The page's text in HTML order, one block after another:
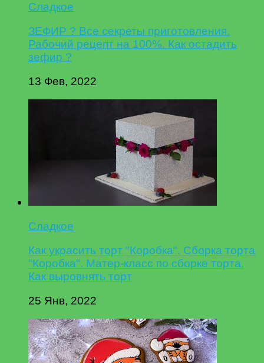
Сладкое
ЗЕФИР ? Все секреты приготовления.
Рабочий рецепт на 100%. Как остадить
зефир ?
13 Фев, 2022
Сладкое
Как украсить торт "Коробка". Сборка торта
"Коробка". Матер-класс по сборке торта.
Как выровнять торт
25 Янв, 2022